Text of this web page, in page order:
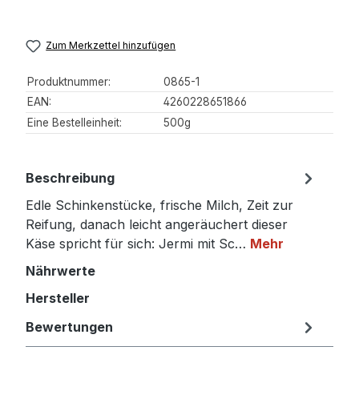
Zum Merkzettel hinzufügen
Produktnummer:
0865-1
EAN:
4260228651866
Eine Bestelleinheit:
500g
Beschreibung
Edle Schinkenstücke, frische Milch, Zeit zur
Reifung, danach leicht angeräuchert dieser
Käse spricht für sich: Jermi mit Sc… Mehr
Nährwerte
Hersteller
Bewertungen